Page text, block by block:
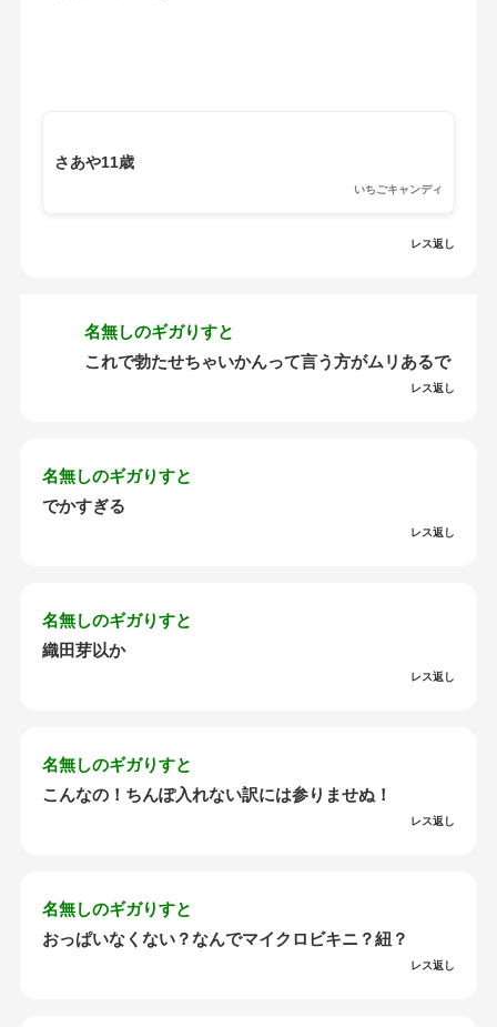
さあや11歳
いちごキャンディ
レス返し
名無しのギガりすと
これで勃たせちゃいかんって言う方がムリあるで
レス返し
名無しのギガりすと
でかすぎる
レス返し
名無しのギガりすと
織田芽以か
レス返し
名無しのギガりすと
こんなの！ちんぽ入れない訳には参りませぬ！
レス返し
名無しのギガりすと
おっぱいなくない？なんでマイクロビキニ？紐？
レス返し